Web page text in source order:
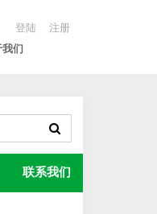
登陆
注册
我们
联系我们